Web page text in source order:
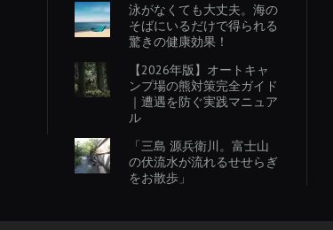
泳がなくても大丈夫。海の
そばにいるだけで得られる
驚きの健康効果！
【2026年版】オートキャ
ンプ場の熊対策完全ガイド
｜遭遇を防ぐ実践マニュア
ル
「三島 源兵衛川。富士山
の伏流水が流れるせせらぎ
をお散歩」